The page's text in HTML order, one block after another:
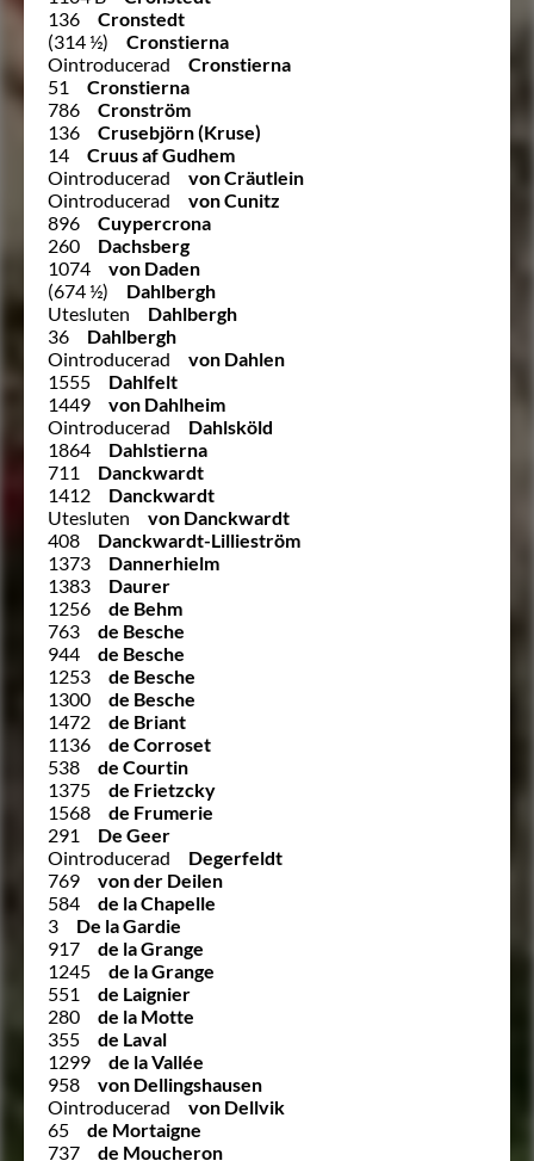
136
Cronstedt
(314 ½)
Cronstierna
Ointroducerad
Cronstierna
51
Cronstierna
786
Cronström
136
Crusebjörn (Kruse)
14
Cruus af Gudhem
Ointroducerad
von Cräutlein
Ointroducerad
von Cunitz
896
Cuypercrona
260
Dachsberg
1074
von Daden
(674 ½)
Dahlbergh
Utesluten
Dahlbergh
36
Dahlbergh
Ointroducerad
von Dahlen
1555
Dahlfelt
1449
von Dahlheim
Ointroducerad
Dahlsköld
1864
Dahlstierna
711
Danckwardt
1412
Danckwardt
Utesluten
von Danckwardt
408
Danckwardt-Lillieström
1373
Dannerhielm
1383
Daurer
1256
de Behm
763
de Besche
944
de Besche
1253
de Besche
1300
de Besche
1472
de Briant
1136
de Corroset
538
de Courtin
1375
de Frietzcky
1568
de Frumerie
291
De Geer
Ointroducerad
Degerfeldt
769
von der Deilen
584
de la Chapelle
3
De la Gardie
917
de la Grange
1245
de la Grange
551
de Laignier
280
de la Motte
355
de Laval
1299
de la Vallée
958
von Dellingshausen
Ointroducerad
von Dellvik
65
de Mortaigne
737
de Moucheron